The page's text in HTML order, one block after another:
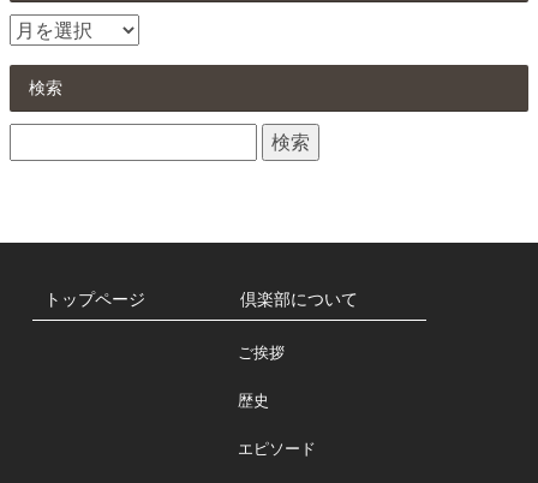
お
知
せ
検索
索:
トップページ 倶楽部について
ご挨拶
歴史
エピソード